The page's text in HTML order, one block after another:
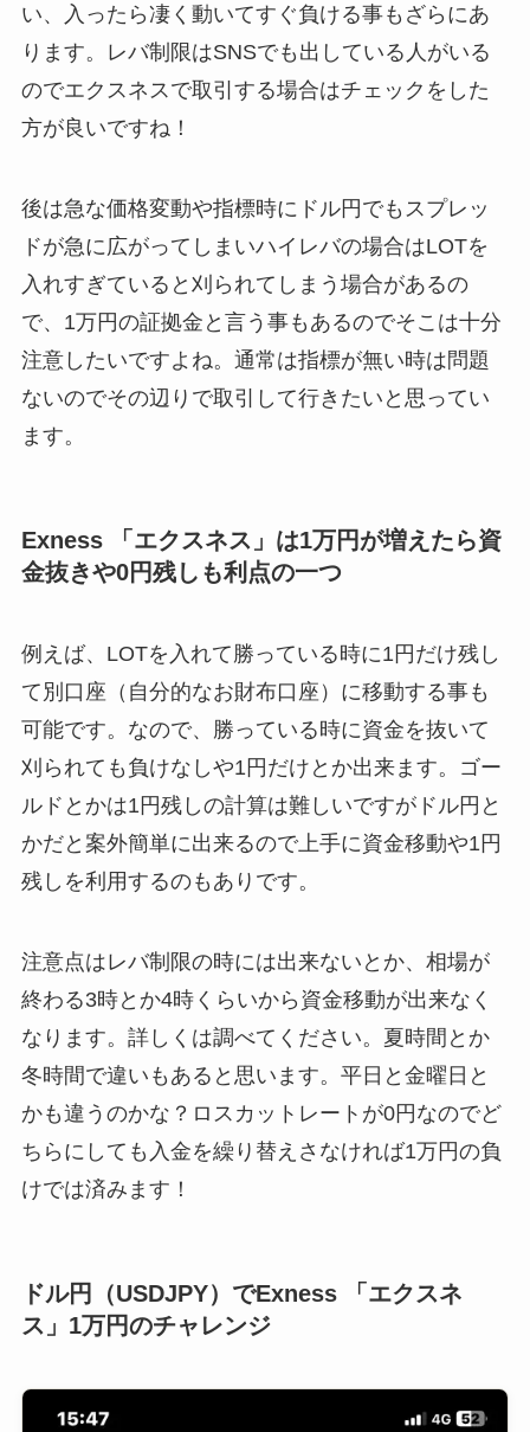
い、入ったら凄く動いてすぐ負ける事もざらにあ
ります。レバ制限はSNSでも出している人がいる
のでエクスネスで取引する場合はチェックをした
方が良いですね！
後は急な価格変動や指標時にドル円でもスプレッ
ドが急に広がってしまいハイレバの場合はLOTを
入れすぎていると刈られてしまう場合があるの
で、1万円の証拠金と言う事もあるのでそこは十分
注意したいですよね。通常は指標が無い時は問題
ないのでその辺りで取引して行きたいと思ってい
ます。
Exness
「エクスネス」は1万円が増えたら資
金抜きや0円残しも利点の一つ
例えば、LOTを入れて勝っている時に1円だけ残し
て別口座（自分的なお財布口座）に移動する事も
可能です。なので、勝っている時に資金を抜いて
刈られても負けなしや1円だけとか出来ます。ゴー
ルドとかは1円残しの計算は難しいですがドル円と
かだと案外簡単に出来るので上手に資金移動や1円
残しを利用するのもありです。
注意点はレバ制限の時には出来ないとか、相場が
終わる3時とか4時くらいから資金移動が出来なく
なります。詳しくは調べてください。夏時間とか
冬時間で違いもあると思います。平日と金曜日と
かも違うのかな？ロスカットレートが0円なのでど
ちらにしても入金を繰り替えさなければ1万円の負
けでは済みます！
ドル円（USDJPY）でExness
「エクスネ
ス」 1万円のチャレンジ